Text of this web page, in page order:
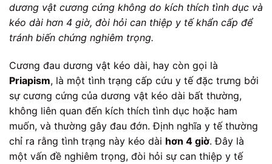
dương vật cương cứng không do kích thích tình dục và
kéo dài hơn 4 giờ, đòi hỏi can thiệp y tế khẩn cấp để
tránh biến chứng nghiêm trọng.
Cương đau dương vật kéo dài, hay còn gọi là
Priapism, là một tình trạng cấp cứu y tế đặc trưng bởi
sự cương cứng của dương vật kéo dài bất thường,
không liên quan đến kích thích tình dục hoặc ham
muốn, và thường gây đau đớn. Định nghĩa y tế thường
chỉ ra rằng tình trạng này kéo dài hơn 4 giờ. Đây là
một vấn đề nghiêm trọng, đòi hỏi sự can thiệp y tế